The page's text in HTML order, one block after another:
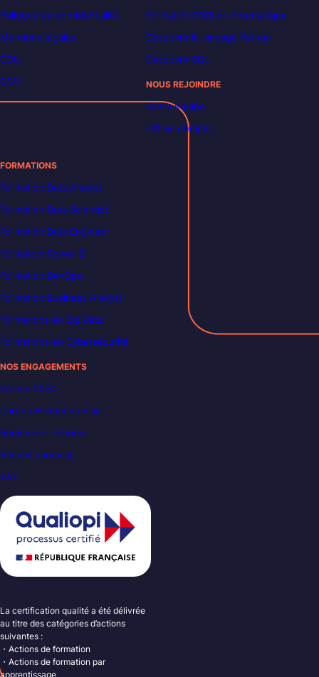
Politique de confidentialité
Mentions légales
CGU
CGV
Formation POEI en informatique
Découvrir le langage Python
Découvrir SQL
NOUS REJOINDRE
Notre équipe
Offres d’emploi
FORMATIONS
Formation Data Analyst
Formation Data Scientist
Formation Data Engineer
Formation Power BI
Formation DevOps
Formation Business Analyst
Formations en Big Data
Formations en Cybersécurité
NOS ENGAGEMENTS
France 2030
Carbon Reduction Plan
Règlement intérieur
Accueil handicap
VAE
La certification qualité a été délivrée
au titre des catégories d’actions
suivantes :
・Actions de formation
・Actions de formation par
apprentissage